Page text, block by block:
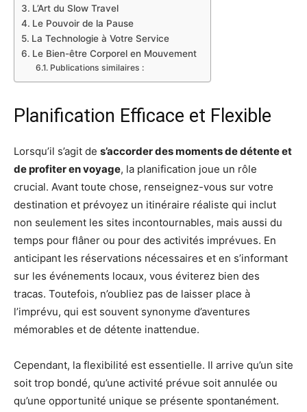
L’Art du Slow Travel
Le Pouvoir de la Pause
La Technologie à Votre Service
Le Bien-être Corporel en Mouvement
Publications similaires :
Planification Efficace et Flexible
Lorsqu’il s’agit de s’accorder des moments de détente et
de profiter en voyage, la planification joue un rôle
crucial. Avant toute chose, renseignez-vous sur votre
destination et prévoyez un itinéraire réaliste qui inclut
non seulement les sites incontournables, mais aussi du
temps pour flâner ou pour des activités imprévues. En
anticipant les réservations nécessaires et en s’informant
sur les événements locaux, vous éviterez bien des
tracas. Toutefois, n’oubliez pas de laisser place à
l’imprévu, qui est souvent synonyme d’aventures
mémorables et de détente inattendue.
Cependant, la flexibilité est essentielle. Il arrive qu’un site
soit trop bondé, qu’une activité prévue soit annulée ou
qu’une opportunité unique se présente spontanément.